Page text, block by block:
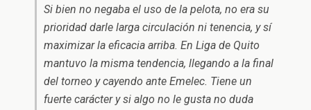
Si bien no negaba el uso de la pelota, no era su
prioridad darle larga circulación ni tenencia, y sí
maximizar la eficacia arriba. En Liga de Quito
mantuvo la misma tendencia, llegando a la final
del torneo y cayendo ante Emelec. Tiene un
fuerte carácter y si algo no le gusta no duda